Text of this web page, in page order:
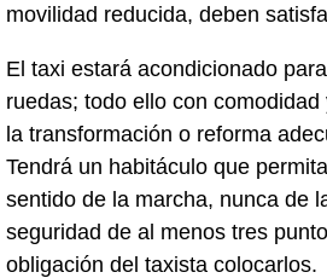
movilidad reducida, deben
El taxi estará acondicionado
ruedas; todo ello con
la transformación o reforma
Tendrá un habitáculo que
sentido de la marcha, nunca de
seguridad de al menos tres
obligación del taxista colocarlos.